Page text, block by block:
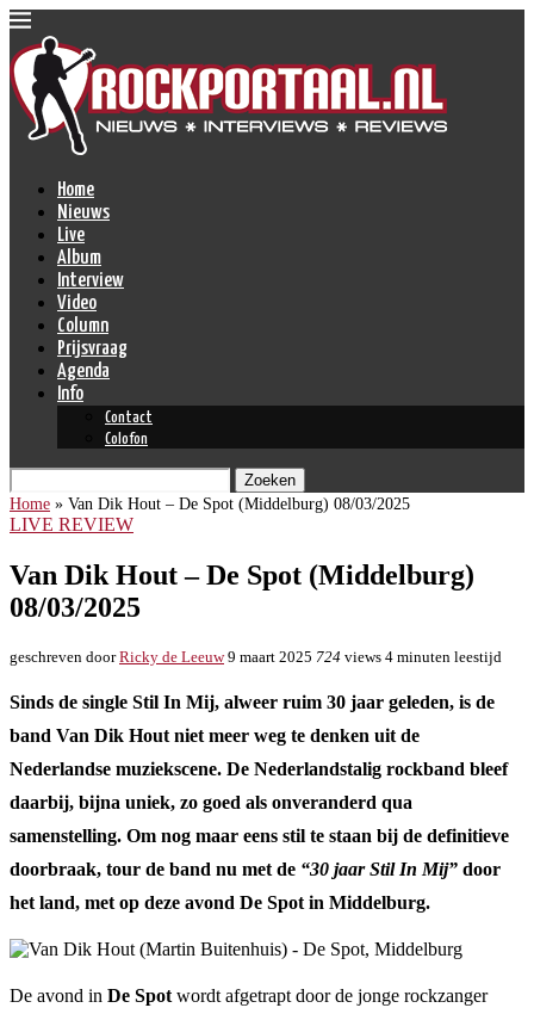
Home
Nieuws
Live
Album
Interview
Video
Column
Prijsvraag
Agenda
Info
Contact
Colofon
Zoeken
Home » Van Dik Hout – De Spot (Middelburg) 08/03/2025
LIVE REVIEW
Van Dik Hout – De Spot (Middelburg)
08/03/2025
geschreven doorRicky de Leeuw 9 maart 2025 724 views 4 minuten leestijd
Sinds de single Stil In Mij, alweer ruim 30 jaar geleden, is de
band Van Dik Hout niet meer weg te denken uit de
Nederlandse muziekscene. De Nederlandstalig rockband bleef
daarbij, bijna uniek, zo goed als onveranderd qua
samenstelling. Om nog maar eens stil te staan bij de definitieve
doorbraak, tour de band nu met de “30 jaar Stil In Mij” door
het land, met op deze avond De Spot in Middelburg.
De avond in De Spot wordt afgetrapt door de jonge rockzanger